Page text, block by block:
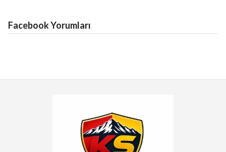
Facebook Yorumları